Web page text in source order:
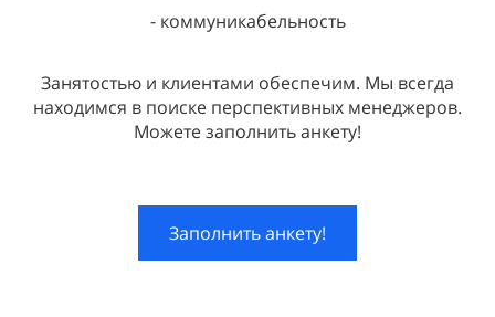
- коммуникабельность
Занятостью и клиентами обеспечим. Мы всегда
находимся в поиске перспективных менеджеров.
Можете заполнить анкету!
Заполнить анкету!